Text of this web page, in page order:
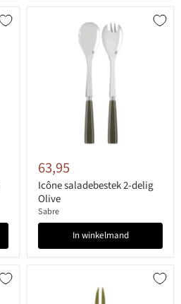
63,95
Icône saladebestek 2-delig
Olive
Sabre
In winkelmand